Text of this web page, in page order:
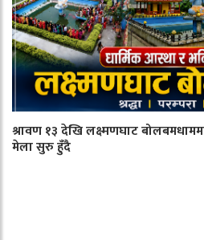
श्रावण १३ देखि लक्ष्मणघाट
मेला सुरु हुँदै